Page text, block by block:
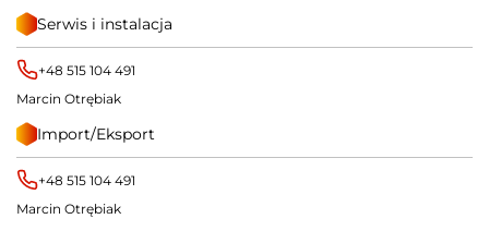
Serwis i instalacja
+48 515 104 491
Marcin Otrębiak
Import/Eksport
+48 515 104 491
Marcin Otrębiak